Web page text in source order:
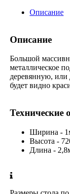
Описание
Описание
Большой
металлическое
деревянную, или
будет видно
Технические
Ширина -
Высота -
Длина -